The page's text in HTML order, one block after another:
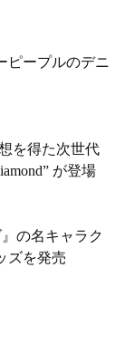
ピープルのデニ
を得た次世代
が登場
の名キャラク
ズを発売